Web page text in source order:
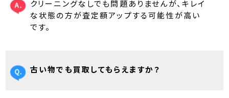
クリーニングなしでも問題ありませんが、キレイ
な状態の方が査定額アップする可能性が高い
です。
古い物でも買取してもらえますか？